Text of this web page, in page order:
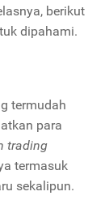
berikut
dipahami.
termudah
para
trading
termasuk
sekalipun.